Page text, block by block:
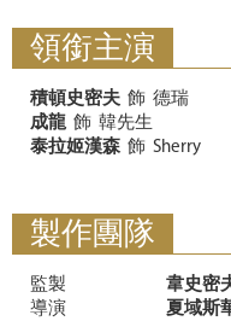
領銜主演
積頓史密夫 飾 德瑞
成龍飾 韓先生
泰拉姬漢森 飾 Sherry
製作團隊
監製
韋史密
導演
夏域斯